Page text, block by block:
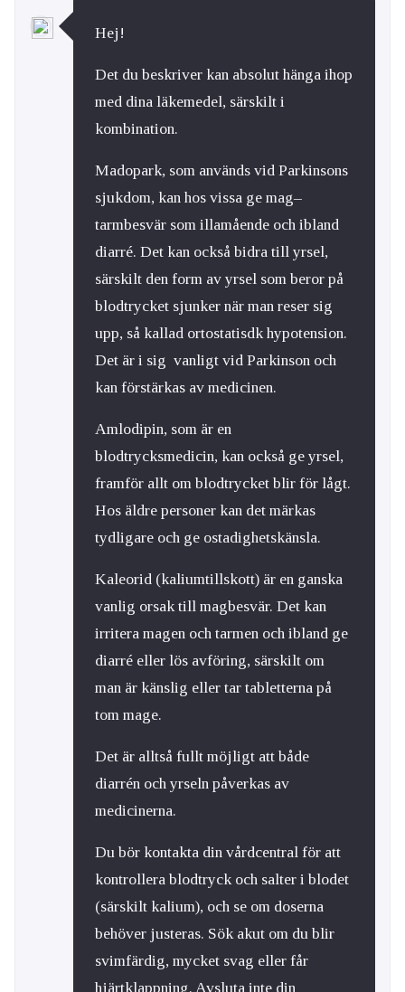
Hej!
Det du beskriver kan absolut hänga ihop
med dina läkemedel, särskilt i
kombination.
Madopark, som används vid Parkinsons
sjukdom, kan hos vissa ge mag–
tarmbesvär som illamående och ibland
diarré. Det kan också bidra till yrsel,
särskilt den form av yrsel som beror på
blodtrycket sjunker när man reser sig
upp, så kallad ortostatisdk hypotension.
Det är i sig vanligt vid Parkinson och
kan förstärkas av medicinen.
Amlodipin, som är en
blodtrycksmedicin, kan också ge yrsel,
framför allt om blodtrycket blir för lågt.
Hos äldre personer kan det märkas
tydligare och ge ostadighetskänsla.
Kaleorid (kaliumtillskott) är en ganska
vanlig orsak till magbesvär. Det kan
irritera magen och tarmen och ibland ge
diarré eller lös avföring, särskilt om
man är känslig eller tar tabletterna på
tom mage.
Det är alltså fullt möjligt att både
diarrén och yrseln påverkas av
medicinerna.
Du bör kontakta din vårdcentral för att
kontrollera blodtryck och salter i blodet
(särskilt kalium), och se om doserna
behöver justeras. Sök akut om du blir
svimfärdig, mycket svag eller får
hjärtklappning. Avsluta inte din